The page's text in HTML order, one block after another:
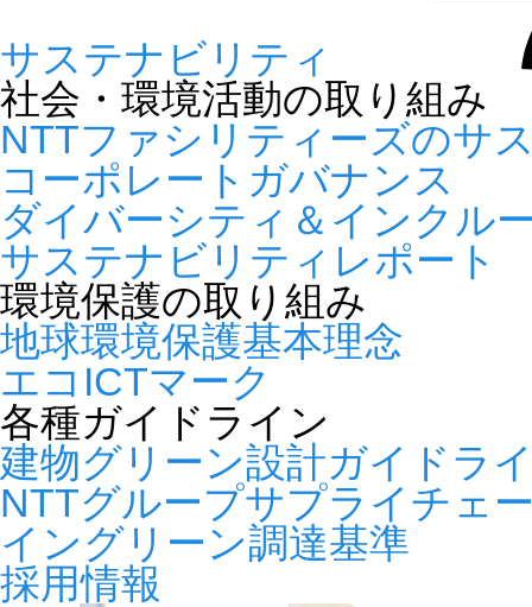
サステナビリティ
社会・環境活動の取り組み
NTTファシリティーズのサ
コーポレートガバナンス
ダイバーシティ＆インクル
サステナビリティレポート
環境保護の取り組み
地球環境保護基本理念
エコICTマーク
各種ガイドライン
建物グリーン設計ガイドラ
NTTグループサプライチェ
イングリーン調達基準
採用情報